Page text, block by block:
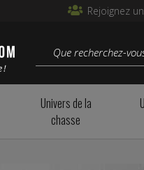
Rejoignez
Univers de la
chasse